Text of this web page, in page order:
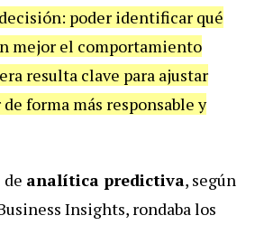
poder identificar qué
mejor el comportamiento
resulta clave para ajustar
forma más responsable y
analítica predictiva, según
Insights, rondaba los